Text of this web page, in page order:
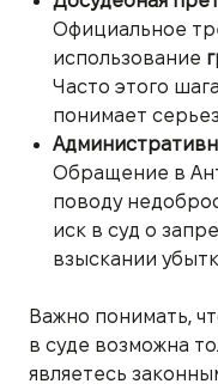
Официальное
использование
Часто этого
понимает
Обращение в
поводу
иск в суд о
взыскании
Важно понимать,
в суде возможна
являетесь